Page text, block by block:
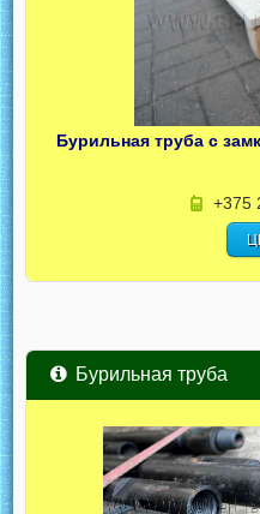
Бурильная труба с
+375
Бурильная труба